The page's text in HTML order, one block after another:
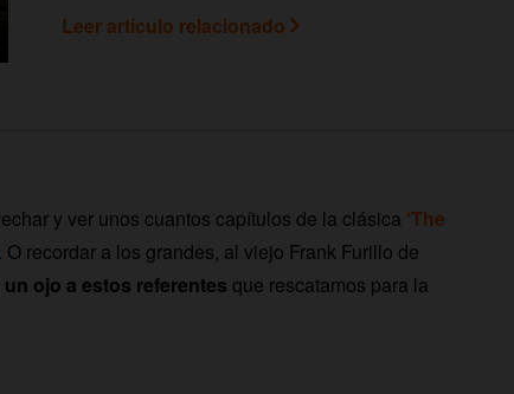
Leer artículo relacionado
y ver unos cuantos capítulos de la clásica ‘The
. O recordar a los grandes, al viejo Frank Furillo de
ojo a estos referentes que rescatamos para la